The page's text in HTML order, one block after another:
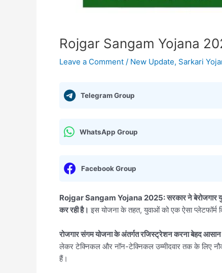
Rojgar Sangam Yojana
Leave a Comment / New Update, Sarkari
Telegram Group
WhatsApp Group
Facebook Group
Rojgar Sangam Yojana 2025:सरकार ने बेरोजगार
कर रही है। इस योजना के तहत, युवाओं को एक ऐसा प्लेटफॉर्म
रोजगार संगम योजना के अंतर्गत रजिस्ट्रेशन करना बेहद आसान
लेकर टेक्निकल और नॉन-टेक्निकल उम्मीदवार तक के लिए
हैं।